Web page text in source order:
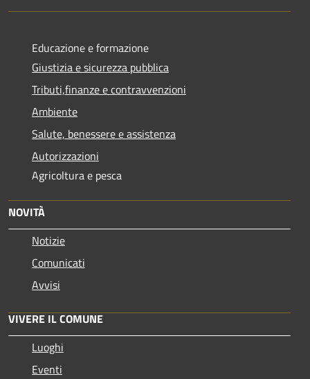
Educazione e formazione
Giustizia e sicurezza pubblica
Tributi,finanze e contravvenzioni
Ambiente
Salute, benessere e assistenza
Autorizzazioni
Agricoltura e pesca
NOVITÀ
Notizie
Comunicati
Avvisi
VIVERE IL COMUNE
Luoghi
Eventi